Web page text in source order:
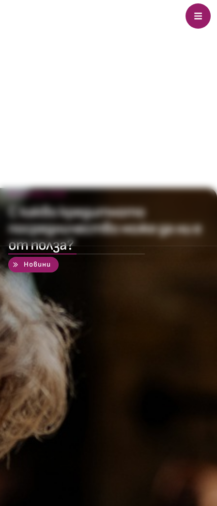
21 ноември 2019
С какво кредитното
посредничество може да ни е
от полза?
50%
Новини